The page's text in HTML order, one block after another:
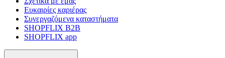
Ευκαιρίες καριέρας
Συνεργαζόμενα καταστήματα
SHOPFLIX B2B
SHOPFLIX app